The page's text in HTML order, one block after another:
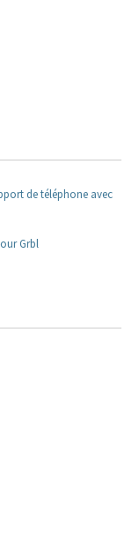
de téléphone avec
Grbl